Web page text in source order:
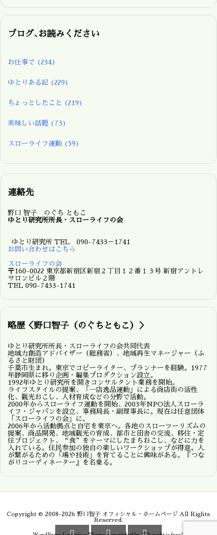
ブログ､お読みください
お仕事で (234)
ゆとりある記 (229)
ちょっとしたこと (219)
美味しい話題 (73)
スローライフ運動 (59)
連絡先
野口 智子 のぐち ともこ
ゆとり研究所所長・スローライフの会
ゆとり研究所 TEL 090-7433－1741
お問い合わせはこちら
スローライフの会
〒160-0022 東京都新宿区新宿２丁目１２番１３号 新宿アントレ
サロンビル２階
TEL 090-7433-1741
略歴＜野口智子（のぐちともこ）＞
ゆとり研究所所長・スローライフの会共同代表
地域力創造アドバイザー（総務省）、地域再生マネージャー（ふ
るさと財団）
千葉市生まれ。東京でコピーライター、プランナーを経験。1977
年静岡県に移り企画・編集プロダクション設立。
1992年ゆとり研究所を開きコンサルタント業務を開始。
ライフスタイルの提案、「一店逸品運動」による商店街の活性
化、観光おこし、人材育成などの分野で活動。
2000年からスローライフ運動を開始、2003年NPO法人スローラ
イフ・ジャパンを設立、事務局長・副理事長に。現在は任意団体
「スローライフの会」に。
2006年から活動拠点と自宅を東京へ。各地のスローツーリズムの
提案、商品開発、地域観光の育成、都市と田舎の交流、移住・定
住プロジェクト、“食”をテーマにしたまちおこし、などに力を
入れている。住民参加の独自の楽しいワークショップが得意。人
が繋がるための「場や技術」を育てることに興味がある。『つな
がりコーディネーター』を名乗る。
Copyright © 2008-2026 野口智子 オフィシャル・ホームページ All Rights
Reserved.
  